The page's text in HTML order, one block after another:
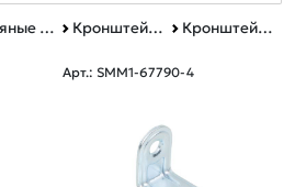
Кронштейн мебельный Кронштейн мебельный зип-лок
Арт.: SMM1-67790-4